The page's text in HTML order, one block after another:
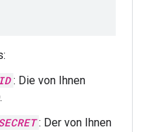
: Die von Ihnen
: Der von Ihnen